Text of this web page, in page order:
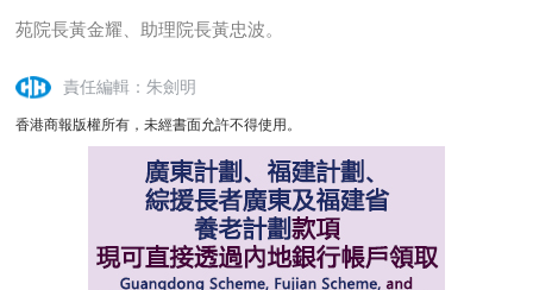
苑院長黃金耀、助理院長黃忠波。
責任編輯：朱劍明
香港商報版權所有，未經書面允許不得使用。